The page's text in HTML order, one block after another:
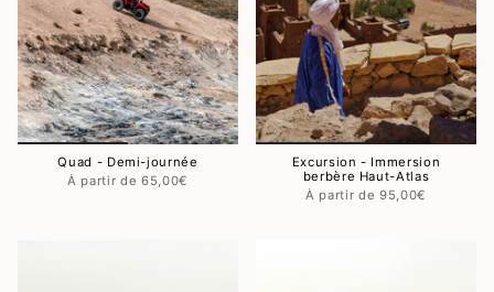
Quad - Demi-journée
65,00€
Excursion - Immersion
berbère Haut-Atlas
95,00€